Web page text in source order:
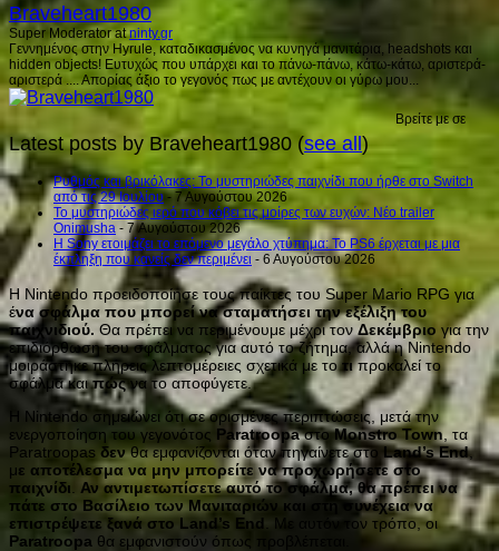
Braveheart1980
Super Moderatoratninty.gr
Γεννημένος στην Hyrule, καταδικασμένος να κυνηγά μανιτάρια, headshots και
hidden objects! Ευτυχώς που υπάρχει και το πάνω-πάνω, κάτω-κάτω, αριστερά-
αριστερά .... Απορίας άξιο το γεγονός πως με αντέχουν οι γύρω μου...
Βρείτε με σε
Latest posts by Braveheart1980 (see all)
Ρυθμός και βρικόλακες: Το μυστηριώδες παιχνίδι που ήρθε στο Switch
από τις 29 Ιουλίου- 7 Αυγούστου 2026
Το μυστηριώδες ιερό που κόβει τις μοίρες των ευχών: Νέο trailer
Onimusha - 7 Αυγούστου 2026
Η Sony ετοιμάζει το επόμενο μεγάλο χτύπημα: Το PS6 έρχεται με μια
έκπληξη που κανείς δεν περιμένει - 6 Αυγούστου 2026
Η Nintendo προειδοποίησε τους παίκτες του Super Mario RPG για
ένα σφάλμα που μπορεί να σταματήσει την εξέλιξη του
παιχνιδιού. Θα πρέπει να περιμένουμε μέχρι τον Δεκέμβριο για την
επιδιόρθωση του σφάλματος για αυτό το ζήτημα, αλλά η Nintendo
μοιράστηκε πλήρεις λεπτομέρειες σχετικά με τοτιπροκαλεί το
σφάλμα καιπώςνα το αποφύγετε.
Η Nintendo σημειώνει ότι σε ορισμένες περιπτώσεις, μετά την
ενεργοποίηση του γεγονότος ParatroopaστοMonstro Town, τα
Paratroopas δενθα εμφανίζονται όταν πηγαίνετε στοLand’s End,
με αποτέλεσμα να μην μπορείτε να προχωρήσετε στο
παιχνίδι
Αν αντιμετωπίσετε αυτό το σφάλμα, θα πρέπει να
πάτε στο Βασίλειο των Μανιταριών και στη συνέχεια να
επιστρέψετε ξανά στο Land’s End
. Με αυτόν τον τρόπο, οι
Paratroopa θα εμφανιστούν όπως προβλέπεται.